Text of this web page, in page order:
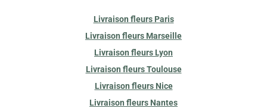
Livraison fleurs Paris
Livraison fleurs Marseille
Livraison fleurs Lyon
Livraison fleurs Toulouse
Livraison fleurs Nice
Livraison fleurs Nantes